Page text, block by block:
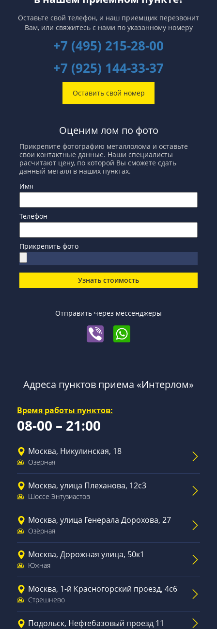
Оставьте свой телефон, и наш приемщик перезвонит
Вам, или свяжитесь с нами по указанному номеру
+7 (495) 215-28-00
+7 (925) 144-33-37
Оставить свой номер
Оценим лом по фото
Прикрепите фотографию металлолома и оставьте
свои контактные данные. Наши специалисты
расчитают цену, по которой Вы сможете сдать
данный металл в наших пунктах.
Имя
Телефон
Прикрепить фото
Узнать стоимость
Отправить через мессенджеры
Адреса пунктов приема «Интерлом»
Время работы пунктов:
08-00 – 21:00
Москва, Никулинская, 18
Озёрная
Москва, улица Плеханова, 12с3
Шоссе Энтузиастов
Москва, улица Генерала Дорохова, 27
Озёрная
Москва, Дорожная улица, 50к1
Южная
Москва, 1-й Красногорский проезд, 4с6
Стрешнево
Подольск, Нефтебазовый проезд 11